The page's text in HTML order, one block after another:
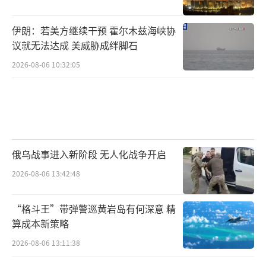
伊朗：若美方继续干预 霍尔木兹海峡协
议就无法达成 美威胁成绊脚石
2026-08-06 10:32:05
俄乌战事进入新阶段 无人化战争开启
2026-08-06 13:42:48
“格斗王”带弹警巡黄岩岛有何深意 精
算成本新策略
2026-08-06 13:11:38